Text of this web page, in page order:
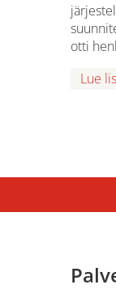
otti
Lue